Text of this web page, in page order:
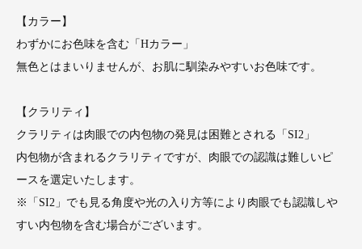
【カラー】
わずかにお色味を含む「Hカラー」
無色とはまいりませんが、お肌に馴染みやすいお色味です。
【クラリティ】
クラリティは肉眼での内包物の発見は困難とされる「SI2」
内包物が含まれるクラリティですが、肉眼での認識は難しいピ
ースを選定いたします。
※「SI2」でも見る角度や光の入り方等により肉眼でも認識しや
すい内包物を含む場合がございます。